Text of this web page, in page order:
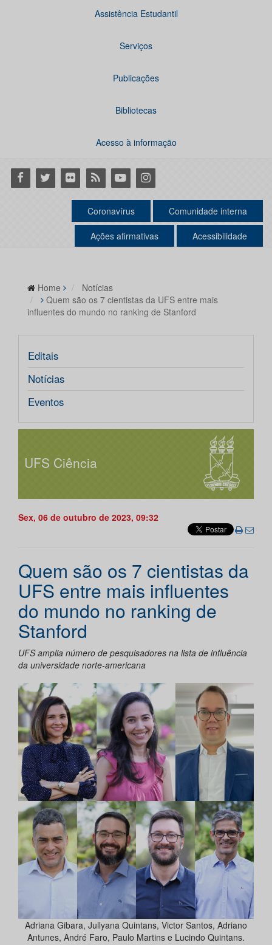
Assistência Estudantil
Serviços
Publicações
Bibliotecas
Acesso à informação
Facebook
Twitter Flickr RSS YoutubeInstagram
Coronavírus Comunidade interna
Ações afirmativas Acessibilidade
Home
Notícias
Quem são os 7 cientistas da UFS entre mais
influentes do mundo no ranking de Stanford
Editais
Notícias
Eventos
UFS Ciência
Sex, 06 de outubro de 2023, 09:32
Quem são os 7 cientistas da
UFS entre mais influentes
do mundo no ranking de
Stanford
UFS amplia número de pesquisadores na lista de influência
da universidade norte-americana
Adriana Gibara, Jullyana Quintans, Victor Santos, Adriano
Antunes, André Faro, Paulo Martins e Lucindo Quintans.